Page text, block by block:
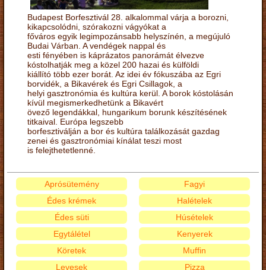
Budapest Borfesztivál 28. alkalommal várja a borozni,
kikapcsolódni, szórakozni vágyókat a
főváros egyik legimpozánsabb helyszínén, a megújuló
Budai Várban. A vendégek nappal és
esti fényében is káprázatos panorámát élvezve
kóstolhatják meg a közel 200 hazai és külföldi
kiállító több ezer borát. Az idei év fókuszába az Egri
borvidék, a Bikavérek és Egri Csillagok, a
helyi gasztronómia és kultúra kerül. A borok kóstolásán
kívül megismerkedhetünk a Bikavért
övező legendákkal, hungarikum borunk készítésének
titkaival. Európa legszebb
borfesztiválján a bor és kultúra találkozását gazdag
zenei és gasztronómiai kínálat teszi most
is felejthetetlenné.
Aprósütemény
Édes krémek
Édes süti
Egytálétel
Fagyi
Halételek
Húsételek
Kenyerek
Köretek
Levesek
Muffin
Pizza